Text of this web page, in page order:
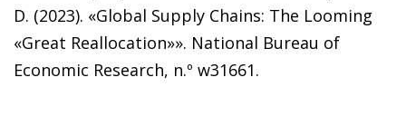
D. (2023). «Global Supply Chains: The Looming
«Great Reallocation»». National Bureau of
Economic Research, n.º w31661.